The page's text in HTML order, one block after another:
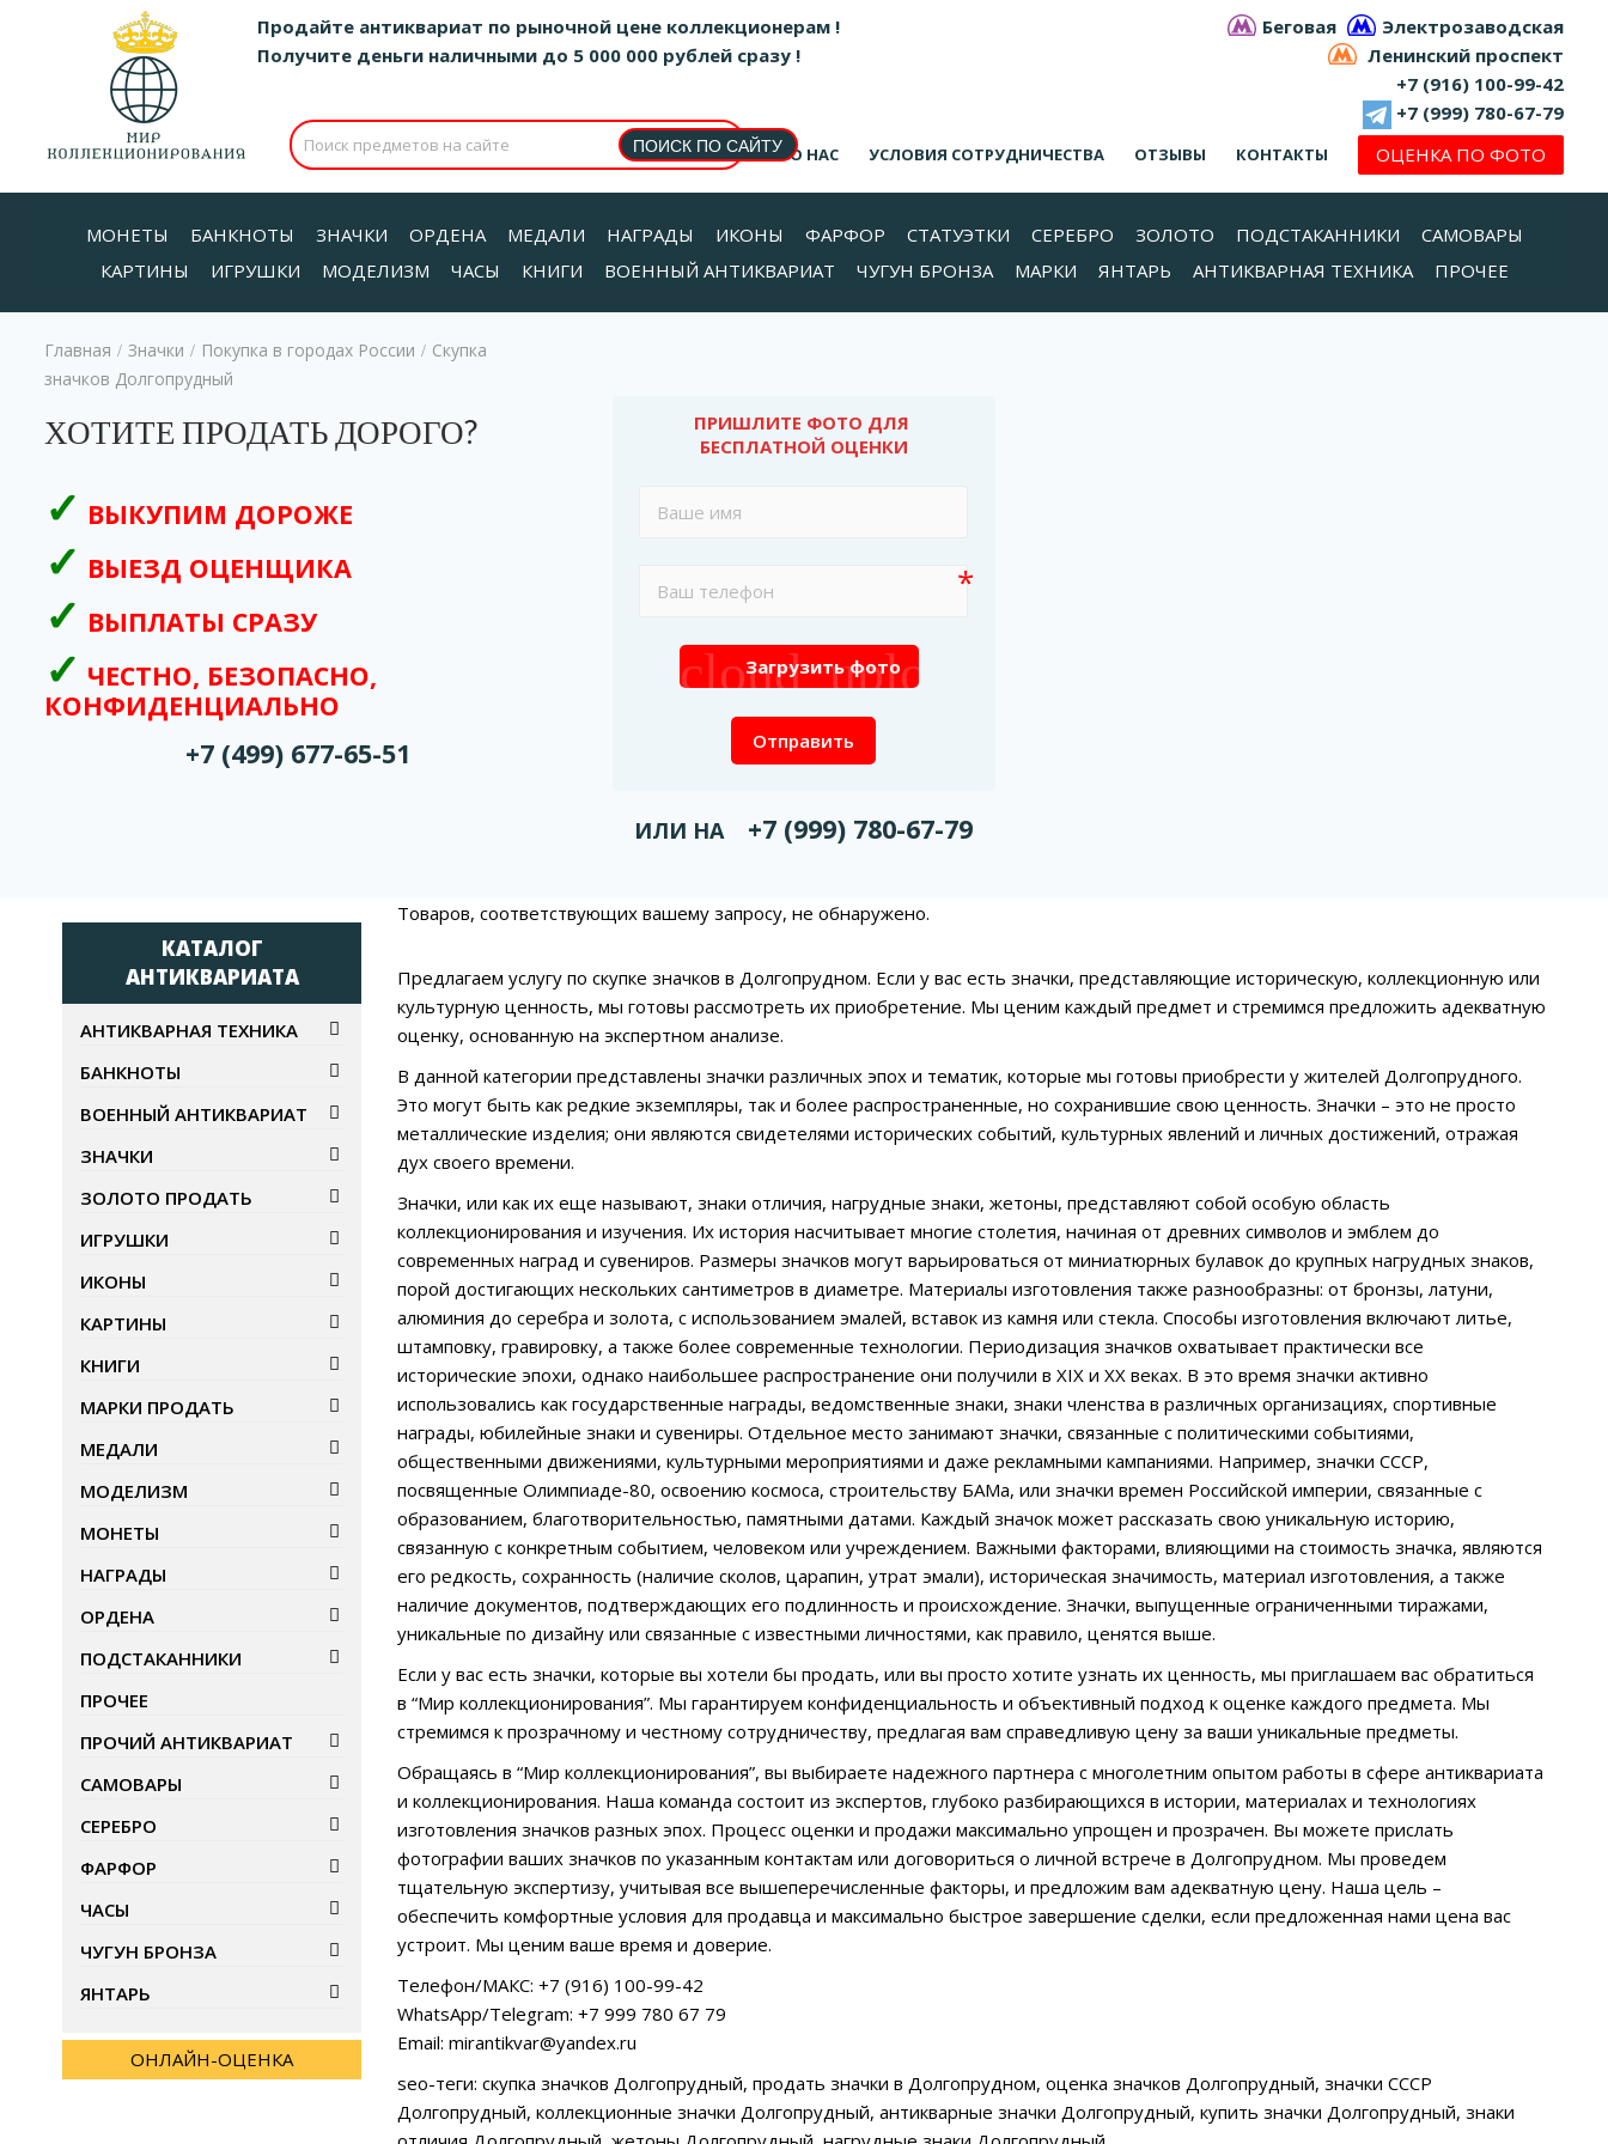
Продайте антиквариат по рыночной цене коллекционерам ! Беговая
Электрозаводская
Получите деньги наличными до 5 000 000 рублей сразу !
Ленинский проспект
+7 (916) 100-99-42
+7 (999) 780-67-79
О НАС УСЛОВИЯ СОТРУДНИЧЕСТВА ОТЗЫВЫ КОНТАКТЫ ОЦЕНКА ПО ФОТО
МОНЕТЫ БАНКНОТЫ ЗНАЧКИ ОРДЕНА МЕДАЛИ НАГРАДЫ ИКОНЫ ФАРФОР СТАТУЭТКИ СЕРЕБРО ЗОЛОТО ПОДСТАКАННИКИ
САМОВАРЫ
КАРТИНЫ
ИГРУШКИ МОДЕЛИЗМ ЧАСЫ КНИГИ ВОЕННЫЙ АНТИКВАРИАТ ЧУГУН БРОНЗА МАРКИ ЯНТАРЬ АНТИКВАРНАЯ ТЕХНИКА ПРОЧЕЕ
Главная / Значки / Покупка в городах России / Скупка
значков Долгопрудный
ХОТИТЕ ПРОДАТЬ ДОРОГО?
ВЫКУПИМ ДОРОЖЕ
ВЫЕЗД ОЦЕНЩИКА
ВЫПЛАТЫ СРАЗУ
ЧЕСТНО, БЕЗОПАСНО,
КОНФИДЕНЦИАЛЬНО
+7 (499) 677-65-51
ПРИШЛИТЕ ФОТО ДЛЯ
БЕСПЛАТНОЙ ОЦЕНКИ
cloud_upload
Загрузить фото
Отправить
ИЛИ НА +7 (999) 780-67-79
Товаров, соответствующих вашему запросу, не обнаружено.
Предлагаем услугу по скупке значков в Долгопрудном. Если у вас есть значки, представляющие историческую, коллекционную или
культурную ценность, мы готовы рассмотреть их приобретение. Мы ценим каждый предмет и стремимся предложить адекватную
оценку, основанную на экспертном анализе.
В данной категории представлены значки различных эпох и тематик, которые мы готовы приобрести у жителей Долгопрудного.
Это могут быть как редкие экземпляры, так и более распространенные, но сохранившие свою ценность. Значки – это не просто
металлические изделия; они являются свидетелями исторических событий, культурных явлений и личных достижений, отражая
дух своего времени.
Значки, или как их еще называют, знаки отличия, нагрудные знаки, жетоны, представляют собой особую область
коллекционирования и изучения. Их история насчитывает многие столетия, начиная от древних символов и эмблем до
современных наград и сувениров. Размеры значков могут варьироваться от миниатюрных булавок до крупных нагрудных знаков,
порой достигающих нескольких сантиметров в диаметре. Материалы изготовления также разнообразны: от бронзы, латуни,
алюминия до серебра и золота, с использованием эмалей, вставок из камня или стекла. Способы изготовления включают литье,
штамповку, гравировку, а также более современные технологии. Периодизация значков охватывает практически все
исторические эпохи, однако наибольшее распространение они получили в XIX и XX веках. В это время значки активно
использовались как государственные награды, ведомственные знаки, знаки членства в различных организациях, спортивные
награды, юбилейные знаки и сувениры. Отдельное место занимают значки, связанные с политическими событиями,
общественными движениями, культурными мероприятиями и даже рекламными кампаниями. Например, значки СССР,
посвященные Олимпиаде-80, освоению космоса, строительству БАМа, или значки времен Российской империи, связанные с
образованием, благотворительностью, памятными датами. Каждый значок может рассказать свою уникальную историю,
связанную с конкретным событием, человеком или учреждением. Важными факторами, влияющими на стоимость значка, являются
его редкость, сохранность (наличие сколов, царапин, утрат эмали), историческая значимость, материал изготовления, а также
наличие документов, подтверждающих его подлинность и происхождение. Значки, выпущенные ограниченными тиражами,
уникальные по дизайну или связанные с известными личностями, как правило, ценятся выше.
Если у вас есть значки, которые вы хотели бы продать, или вы просто хотите узнать их ценность, мы приглашаем вас обратиться
в “Мир коллекционирования”. Мы гарантируем конфиденциальность и объективный подход к оценке каждого предмета. Мы
стремимся к прозрачному и честному сотрудничеству, предлагая вам справедливую цену за ваши уникальные предметы.
Обращаясь в “Мир коллекционирования”, вы выбираете надежного партнера с многолетним опытом работы в сфере антиквариата
и коллекционирования. Наша команда состоит из экспертов, глубоко разбирающихся в истории, материалах и технологиях
изготовления значков разных эпох. Процесс оценки и продажи максимально упрощен и прозрачен. Вы можете прислать
фотографии ваших значков по указанным контактам или договориться о личной встрече в Долгопрудном. Мы проведем
тщательную экспертизу, учитывая все вышеперечисленные факторы, и предложим вам адекватную цену. Наша цель –
обеспечить комфортные условия для продавца и максимально быстрое завершение сделки, если предложенная нами цена вас
устроит. Мы ценим ваше время и доверие.
Телефон/МАКС: +7 (916) 100-99-42
WhatsApp/Telegram: +7 999 780 67 79
Email: mirantikvar@yandex.ru
seo-теги: скупка значков Долгопрудный, продать значки в Долгопрудном, оценка значков Долгопрудный, значки СССР
Долгопрудный, коллекционные значки Долгопрудный, антикварные значки Долгопрудный, купить значки Долгопрудный, знаки
КАТАЛОГ
АНТИКВАРИАТА
АНТИКВАРНАЯ ТЕХНИКА
БАНКНОТЫ
ВОЕННЫЙ АНТИКВАРИАТ
ЗНАЧКИ
ЗОЛОТО ПРОДАТЬ
ИГРУШКИ
ИКОНЫ
КАРТИНЫ
КНИГИ
МАРКИ ПРОДАТЬ
МЕДАЛИ
МОДЕЛИЗМ
МОНЕТЫ
НАГРАДЫ
ОРДЕНА
ПОДСТАКАННИКИ
ПРОЧЕЕ
ПРОЧИЙ АНТИКВАРИАТ
САМОВАРЫ
СЕРЕБРО
ФАРФОР
ЧАСЫ
ЧУГУН БРОНЗА
ЯНТАРЬ
ОНЛАЙН-ОЦЕНКА